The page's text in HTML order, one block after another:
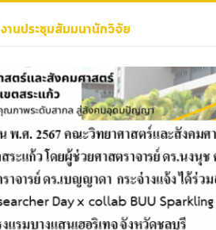
งานประชุมสัมมนานักวิจัย